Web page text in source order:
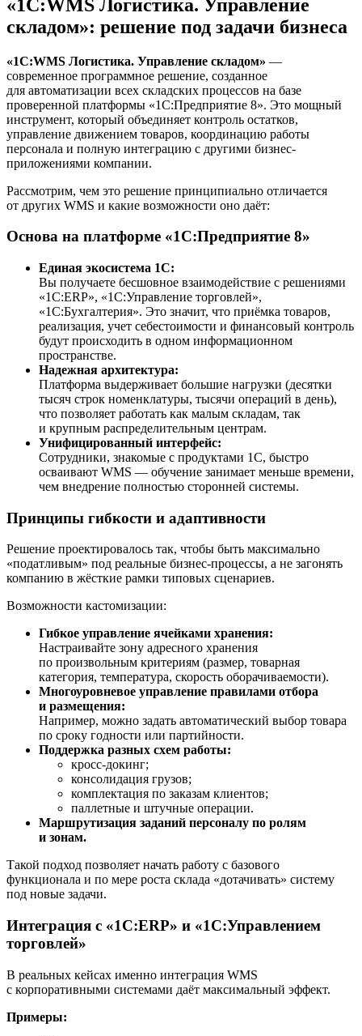
«1С:WMS Логистика. Управление
складом»: решение под задачи бизнеса
«1С:WMS Логистика. Управление складом» —
современное программное решение, созданное
для автоматизации всех складских процессов на базе
проверенной платформы «1С:Предприятие 8». Это мощный
инструмент, который объединяет контроль остатков,
управление движением товаров, координацию работы
персонала и полную интеграцию с другими бизнес-
приложениями компании.
Рассмотрим, чем это решение принципиально отличается
от других WMS и какие возможности оно даёт:
Основа на платформе «1С:Предприятие 8»
Единая экосистема 1С:
Вы получаете бесшовное взаимодействие с решениями
«1С:ERP», «1С:Управление торговлей»,
«1С:Бухгалтерия». Это значит, что приёмка товаров,
реализация, учет себестоимости и финансовый контроль
будут происходить в одном информационном
пространстве.
Надежная архитектура:
Платформа выдерживает большие нагрузки (десятки
тысяч строк номенклатуры, тысячи операций в день),
что позволяет работать как малым складам, так
и крупным распределительным центрам.
Унифицированный интерфейс:
Сотрудники, знакомые с продуктами 1С, быстро
осваивают WMS — обучение занимает меньше времени,
чем внедрение полностью сторонней системы.
Принципы гибкости и адаптивности
Решение проектировалось так, чтобы быть максимально
«податливым» под реальные бизнес-процессы, а не загонять
компанию в жёсткие рамки типовых сценариев.
Возможности кастомизации:
Гибкое управление ячейками хранения:
Настраивайте зону адресного хранения
по произвольным критериям (размер, товарная
категория, температура, скорость оборачиваемости).
Многоуровневое управление правилами отбора
и размещения:
Например, можно задать автоматический выбор товара
по сроку годности или партийности.
Поддержка разных схем работы:
кросс-докинг;
консолидация грузов;
комплектация по заказам клиентов;
паллетные и штучные операции.
Маршрутизация заданий персоналу по ролям
и зонам.
Такой подход позволяет начать работу с базового
функционала и по мере роста склада «дотачивать» систему
под новые задачи.
Интеграция с «1С:ERP» и «1С:Управлением
торговлей»
В реальных кейсах именно интеграция WMS
с корпоративными системами даёт максимальный эффект.
Примеры: